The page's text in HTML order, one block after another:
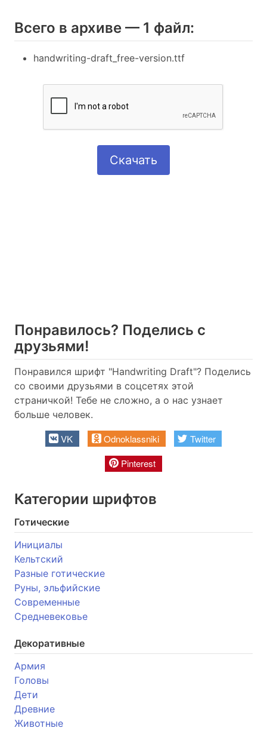
Всего в архиве — 1 файл:
handwriting-draft_free-version.ttf
Скачать
Понравилось? Поделись с
друзьями!
Понравился шрифт "Handwriting Draft"? Поделись
со своими друзьями в соцсетях этой
страничкой! Тебе не сложно, а о нас узнает
больше человек.
VK Odnoklassniki
Twitter
Pinterest
Категории шрифтов
Готические
Инициалы
Кельтский
Разные готические
Руны, эльфийские
Современные
Средневековье
Декоративные
Армия
Головы
Дети
Древние
Животные